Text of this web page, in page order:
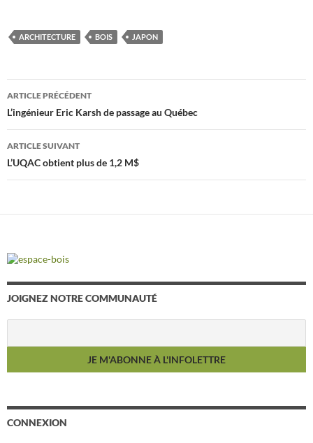
ARCHITECTURE BOIS JAPON
Navigation
des
articles
ARTICLE PRÉCÉDENT
L’ingénieur Eric Karsh de passage au Québec
ARTICLE SUIVANT
L’UQAC obtient plus de 1,2 M$
JOIGNEZ NOTRE COMMUNAUTÉ
CONNEXION